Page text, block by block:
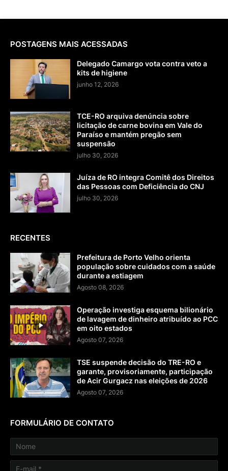
POSTAGENS MAIS ACESSADAS
Delegado Camargo vota contra veto a
kits de higiene
junho 12, 2026
TCE-RO arquiva denúncia sobre
licitação de carne bovina em Vale do
Paraíso e mantém pregão sem
suspensão
julho 30, 2026
Juíza de RO integra Comitê dos Direitos
das Pessoas com Deficiência do CNJ
julho 30, 2026
RECENTES
Prefeitura de Porto Velho orienta
população sobre cuidados com a saúde
durante a estiagem
Agosto 08, 2026
Operação investiga esquema bilionário
de lavagem de dinheiro atribuído ao PCC
em oito estados
Agosto 07, 2026
TSE suspende decisão do TRE-RO e
garante, provisoriamente, participação
de Acir Gurgacz nas eleições de 2026
Agosto 07, 2026
FORMULÁRIO DE CONTATO